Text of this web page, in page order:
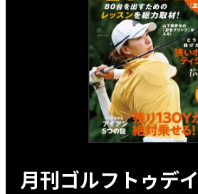
月刊ゴルフトゥデイ